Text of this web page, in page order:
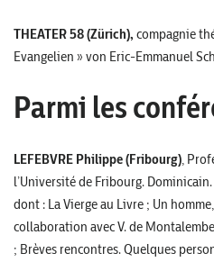
THEATER 58 (Zürich), compagnie
Evangelien » von Eric-Emmanuel
Parmi les
LEFEBVRE Philippe (Fribourg) ,
l’Université de Fribourg.
dont : La Vierge au Livre ; Un
collaboration avec V. de
; Brèves rencontres. Quelques